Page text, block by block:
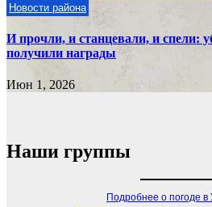
Новости района
И прочли, и станцевали, и спели:
получили награды
Июн 1, 2026
Наши группы
Подробнее о погоде в